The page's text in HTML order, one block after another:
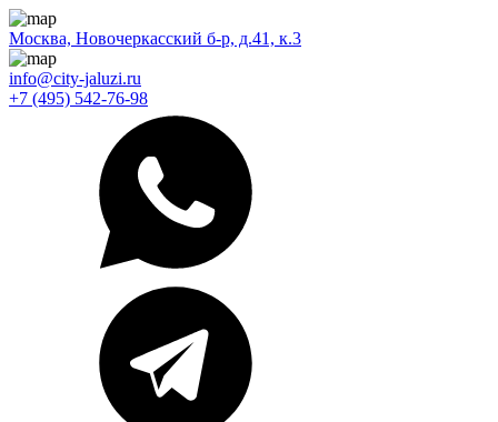
Москва, Новочеркасский б-р, д.41, к.3
info@city-jaluzi.ru
+7 (495) 542-76-98